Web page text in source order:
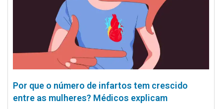
Por que o número de infartos tem crescido
entre as mulheres? Médicos explicam